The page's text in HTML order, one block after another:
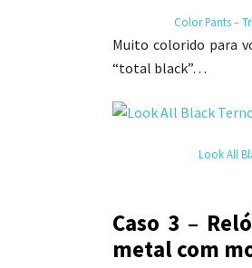
Color Pants –
Muito colorido para
“total black”…
Look All
Caso 3 –
metal com